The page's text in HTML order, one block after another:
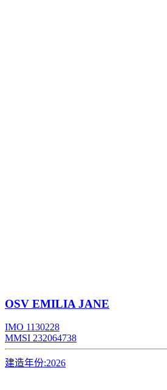
OSV EMILIA JANE
IMO 1130228
MMSI 232064738
建造年份:2026